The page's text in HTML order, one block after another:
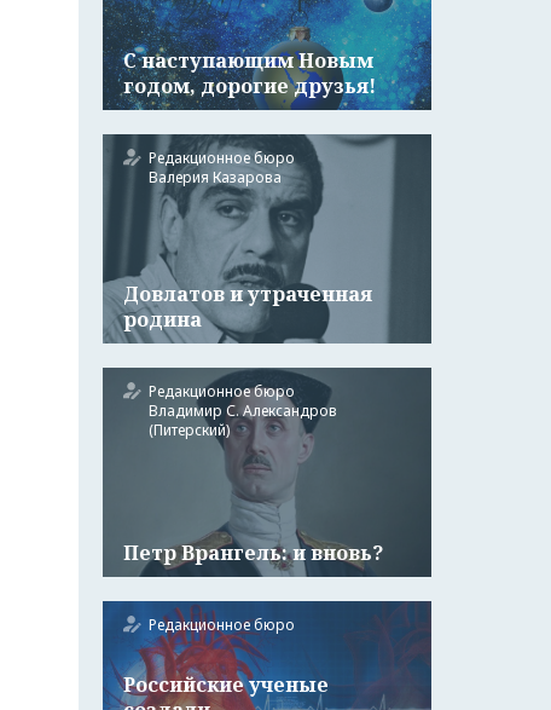
С наступающим Новым
годом, дорогие друзья!
Редакционное бюро
Валерия Казарова
Довлатов и утраченная
родина
Редакционное бюро
Владимир С. Александров
(Питерский)
Петр Врангель: и вновь?
Редакционное бюро
Российские ученые